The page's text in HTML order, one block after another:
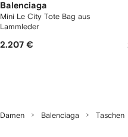
Balenciaga
Mini Le City Tote Bag aus
Lammleder
2.207 €
Damen Balenciaga Taschen